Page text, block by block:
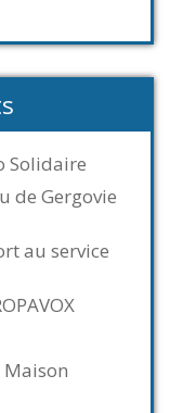
Solidaire
de Gergovie
au service